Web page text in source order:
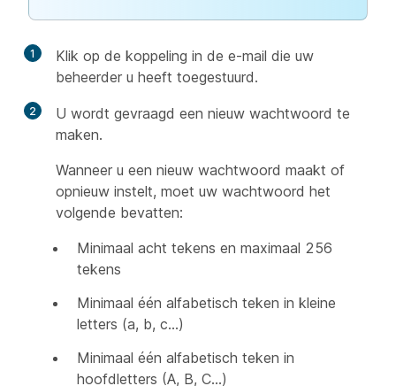
1
Klik op de koppeling in de e-mail die uw
beheerder u heeft toegestuurd.
2
U wordt gevraagd een nieuw wachtwoord te
maken.
Wanneer u een nieuw wachtwoord maakt of
opnieuw instelt, moet uw wachtwoord het
volgende bevatten:
Minimaal acht tekens en maximaal 256
tekens
Minimaal één alfabetisch teken in kleine
letters (a, b, c…)
Minimaal één alfabetisch teken in
hoofdletters (A, B, C…)